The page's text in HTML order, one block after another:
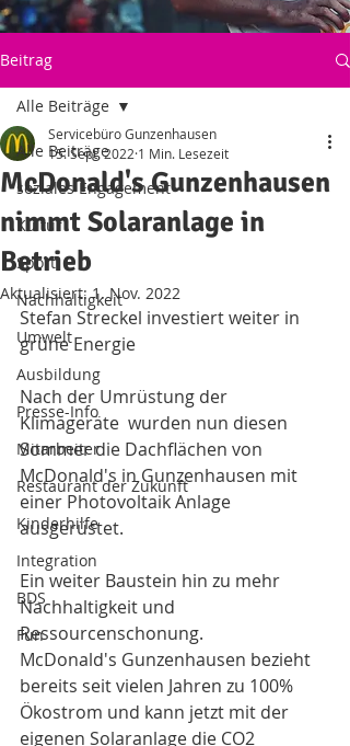
Beitrag
Alle Beiträge
soziales Engagement
Kultur
Sport
Nachhaltigkeit
Umwelt
Ausbildung
Presse-Info
Mitarbeiter
Restaurant der Zukunft
Kinderhilfe
Integration
BDS
Fun
Alle Beiträge
McDonald's Gunzenhausen
nimmt Solaranlage in
Betrieb
Servicebüro Gunzenhausen
15. Sept. 2022 1 Min. Lesezeit
Aktualisiert:1. Nov. 2022
Stefan Streckel investiert weiter in
grüne Energie
Nach der Umrüstung der
Klimageräte  wurden nun diesen
Sommer die Dachflächen von
McDonald's in Gunzenhausen mit
einer Photovoltaik Anlage
ausgerüstet.
Ein weiter Baustein hin zu mehr
Nachhaltigkeit und
Ressourcenschonung.
McDonald's Gunzenhausen bezieht
bereits seit vielen Jahren zu 100%
Ökostrom und kann jetzt mit der
eigenen Solaranlage die CO2